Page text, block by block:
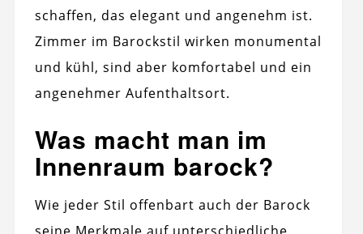
schaffen, das elegant und angenehm ist.
Zimmer im Barockstil wirken monumental
und kühl, sind aber komfortabel und ein
angenehmer Aufenthaltsort.
Was macht man im
Innenraum barock?
Wie jeder Stil offenbart auch der Barock